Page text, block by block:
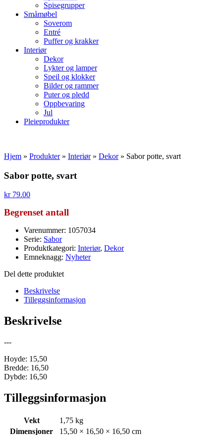
Spisegrupper
Småmøbel
Soverom
Entré
Puffer og krakker
Interiør
Dekor
Lykter og lamper
Speil og klokker
Bilder og rammer
Puter og pledd
Oppbevaring
Jul
Pleieprodukter
Hjem » Produkter» Interiør» Dekor» Sabor potte, svart
Sabor potte, svart
kr79.00
Begrenset antall
Varenummer: 1057034
Serie: Sabor
Produktkategori: Interiør, Dekor
Emneknagg: Nyheter
Del dette produktet
Beskrivelse
Tilleggsinformasjon
Beskrivelse
---
Hoyde: 15,50
Bredde: 16,50
Dybde: 16,50
Tilleggsinformasjon
Vekt
1,75 kg
Dimensjoner
15,50 × 16,50 × 16,50 cm